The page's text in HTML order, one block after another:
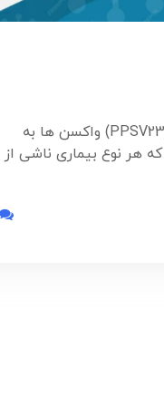
واکسن پلی ساکارید پنوموکوک (PPSV23) واکسن ها به
هر نوع بیماری ناشی از